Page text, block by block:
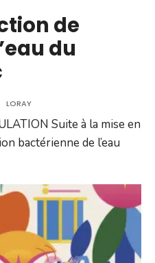
de
du
LORAY
Suite à la mise en
bactérienne de l’eau